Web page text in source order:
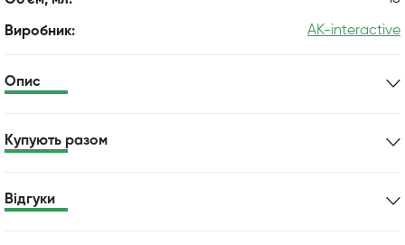
Виробник: AK-interactive
Опис
Купують разом
Відгуки